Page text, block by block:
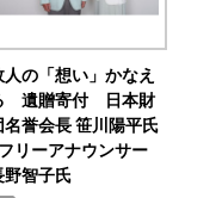
人の「想い」かなえ
遺贈寄付 日本財
名誉会長 笹川陽平氏
リーアナウンサー
野智子氏